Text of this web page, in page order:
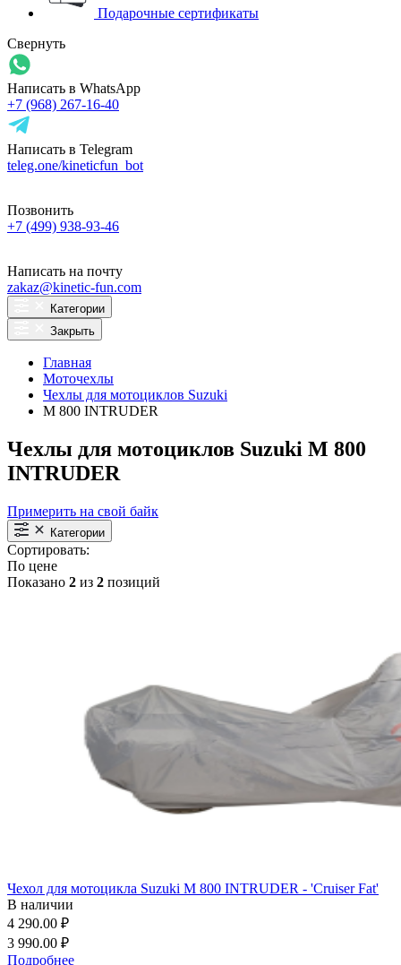
Подарочные сертификаты
Свернуть
Написать в WhatsApp
+7 (968) 267-16-40
Написать в Telegram
teleg.one/kineticfun_bot
Позвонить
+7 (499) 938-93-46
Написать на почту
zakaz@kinetic-fun.com
Категории
Закрыть
Главная
Моточехлы
Чехлы для мотоциклов Suzuki
M 800 INTRUDER
Чехлы для мотоциклов Suzuki M 800
INTRUDER
Примерить на свой байк
Категории
Сортировать:
По цене
Показано 2 из 2 позиций
Чехол для мотоцикла Suzuki M 800 INTRUDER - 'Cruiser Fat'
В наличии
4 290.00 ₽
3 990.00 ₽
Подробнее